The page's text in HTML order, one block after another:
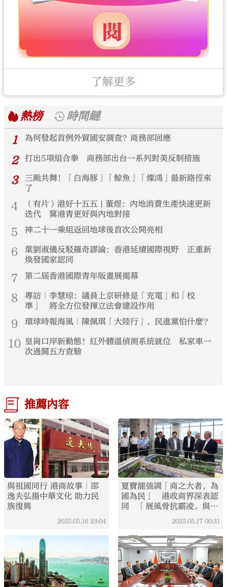
了解更多
熱榜
時間鏈
1
為何發起首例外貿國安調查？商務部回應
2 打出5項組合拳 商務部出台一系列對美反制措施
3
三颱共舞！「白海豚」「鯨魚」「燦鴻」最新路徑來
了
4
（有片）港好十五五 | 董煜：內地消費生產快速更新
迭代 冀港青更好與內地對接
5 神二十一乘組返回地球後首次公開亮相
6
葉劉淑儀反駁羅奇謬論：香港延續國際視野 正重新
煥發國家認同
7 第二屆香港國際青年版畫展揭幕
8
專訪｜李慧琼：議員上京研修是「充電」和「校
準」 將全方位發揮立法會建設作用
9 環球時報海風｜陳佩琪「大陸行」，民進黨怕什麼？
10 皇崗口岸新動態！紅外體溫偵測系統就位 私家車一
次過關五方查驗
推薦內容
與祖國同行 港商故事｜邵
逸夫弘揚中華文化 助力民
族復興
2025.05.16 23:04
夏寶龍強調「商之大者，為
國為民」 港政商界深表認
同 「展風骨抗霸凌，與祖
2025.05.17 00:31